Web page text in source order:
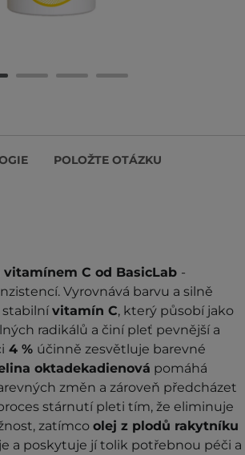
POLOŽTE OTÁZKU
C od BasicLab -
Vyrovnává barvu a silně
stabilnívitamín C, který působí jako
radikálů a činí pleť pevnější a
4 % účinně zesvětluje barevné
oktadekadienová pomáhá
změn a zároveň předcházet
stárnutí pleti tím, že eliminuje
zatímco olej z plodů rakytníku
a poskytuje jí tolik potřebnou péči a